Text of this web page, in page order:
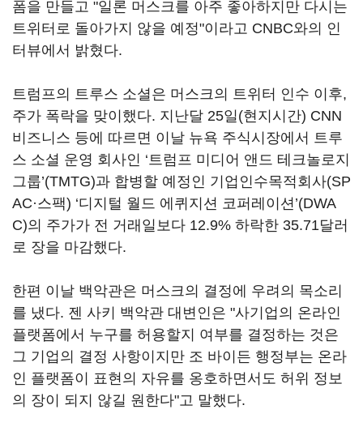
폼을 만들고 "일론 머스크를 아주 좋아하지만 다시는
트위터로 돌아가지 않을 예정"이라고 CNBC와의 인
터뷰에서 밝혔다.
트럼프의 트루스 소셜은 머스크의 트위터 인수 이후,
주가 폭락을 맞이했다. 지난달 25일(현지시간) CNN
비즈니스 등에 따르면 이날 뉴욕 주식시장에서 트루
스 소셜 운영 회사인 ‘트럼프 미디어 앤드 테크놀로지
그룹’(TMTG)과 합병할 예정인 기업인수목적회사(SP
AC·스팩) ‘디지털 월드 에퀴지션 코퍼레이션’(DWA
C)의 주가가 전 거래일보다 12.9% 하락한 35.71달러
로 장을 마감했다.
한편 이날 백악관은 머스크의 결정에 우려의 목소리
를 냈다. 젠 사키 백악관 대변인은 "사기업의 온라인
플랫폼에서 누구를 허용할지 여부를 결정하는 것은
그 기업의 결정 사항이지만 조 바이든 행정부는 온라
인 플랫폼이 표현의 자유를 옹호하면서도 허위 정보
의 장이 되지 않길 원한다"고 말했다.